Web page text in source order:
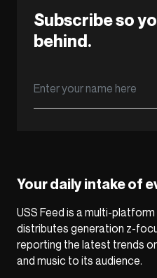
Subscribe so
behind.
Your daily intake of
USS Feed is a multi-
distributes generation z-
reporting the latest trends
and music to its audience.